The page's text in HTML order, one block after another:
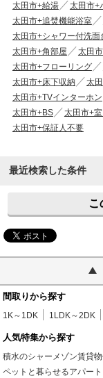
太田市+給湯 太田市+
太田市+追焚機能浴室
太田市+シャワー付洗面
太田市+角部屋
太田
太田市+フローリング
太田市+床下収納
太
太田市+TVインターホン
太田市+BS
太田市+
太田市+保証人不要
最近検索した条件
こ
間取りから探す
1K～1DK 1LDK～2DK
人気特集から探す
積水のシャーメゾン賃貸
ペットと暮らせるアパー